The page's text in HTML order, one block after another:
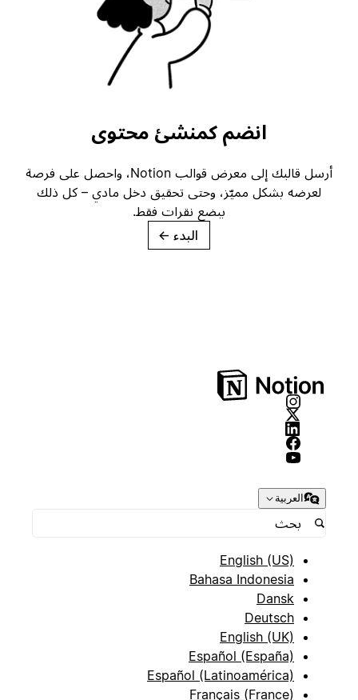
انضم كمنشئ محتوى
أرسل قالبك إلى معرض قوالب Notion، واحصل على فرصة
لعرضه بشكل مميّز، وحتى تحقيق دخل مادي – كل ذلك
ببضع نقرات فقط.
البدء →
العربية
English (US)
Bahasa Indonesia
Dansk
Deutsch
English (UK)
Español (España)
Español (Latinoamérica)
Français (France)